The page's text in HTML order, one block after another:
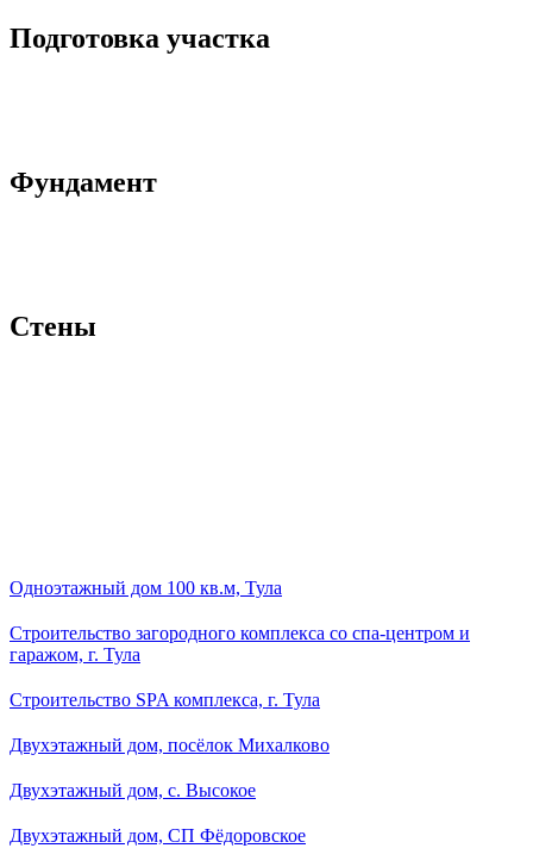
Подготовка участка
Фундамент
Стены